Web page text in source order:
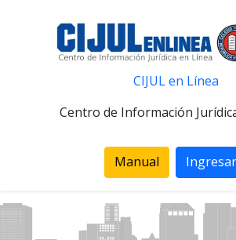
CIJUL en Línea
Centro de Información
Manual Ingresar